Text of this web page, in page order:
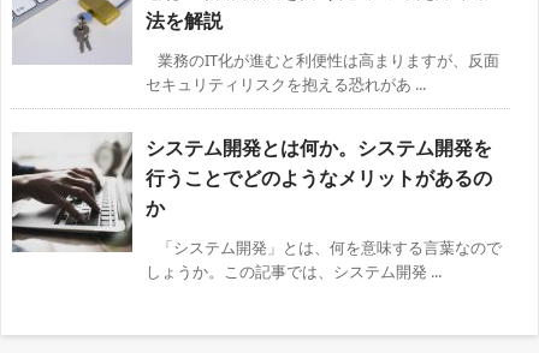
法を解説
業務のIT化が進むと利便性は高まりますが、反面
セキュリティリスクを抱える恐れがあ ...
システム開発とは何か。システム開発を
行うことでどのようなメリットがあるの
か
「システム開発」とは、何を意味する言葉なので
しょうか。この記事では、システム開発 ...